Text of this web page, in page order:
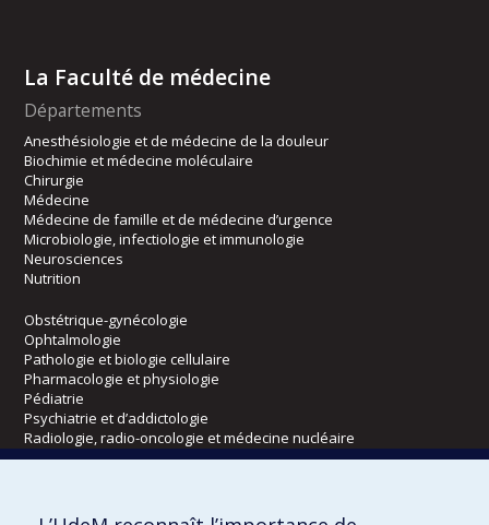
La Faculté de médecine
Départements
Anesthésiologie et de médecine de la douleur
Biochimie et médecine moléculaire
Chirurgie
Médecine
Médecine de famille et de médecine d’urgence
Microbiologie, infectiologie et immunologie
Neurosciences
Nutrition
Obstétrique-gynécologie
Ophtalmologie
Pathologie et biologie cellulaire
Pharmacologie et physiologie
Pédiatrie
Psychiatrie et d’addictologie
Radiologie, radio-oncologie et médecine nucléaire